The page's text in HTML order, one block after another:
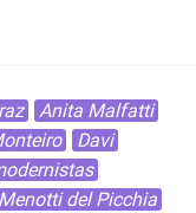
Anita Malfatti
Davi
Menotti del Picchia